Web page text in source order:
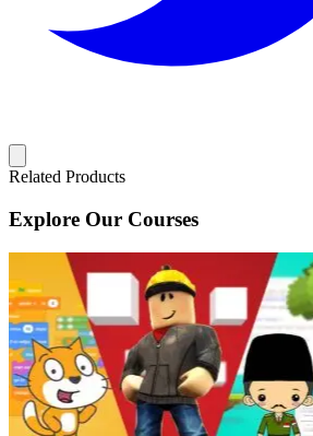
Related Products
Explore Our Courses